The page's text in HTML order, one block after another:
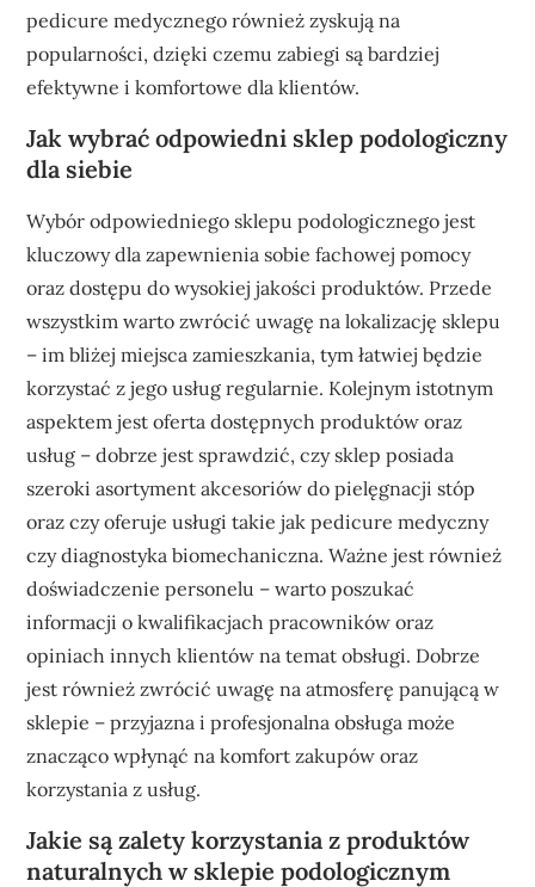
pedicure medycznego również zyskują na
popularności, dzięki czemu zabiegi są bardziej
efektywne i komfortowe dla klientów.
Jak wybrać odpowiedni sklep podologiczny
dla siebie
Wybór odpowiedniego sklepu podologicznego jest
kluczowy dla zapewnienia sobie fachowej pomocy
oraz dostępu do wysokiej jakości produktów. Przede
wszystkim warto zwrócić uwagę na lokalizację sklepu
– im bliżej miejsca zamieszkania, tym łatwiej będzie
korzystać z jego usług regularnie. Kolejnym istotnym
aspektem jest oferta dostępnych produktów oraz
usług – dobrze jest sprawdzić, czy sklep posiada
szeroki asortyment akcesoriów do pielęgnacji stóp
oraz czy oferuje usługi takie jak pedicure medyczny
czy diagnostyka biomechaniczna. Ważne jest również
doświadczenie personelu – warto poszukać
informacji o kwalifikacjach pracowników oraz
opiniach innych klientów na temat obsługi. Dobrze
jest również zwrócić uwagę na atmosferę panującą w
sklepie – przyjazna i profesjonalna obsługa może
znacząco wpłynąć na komfort zakupów oraz
korzystania z usług.
Jakie są zalety korzystania z produktów
naturalnych w sklepie podologicznym